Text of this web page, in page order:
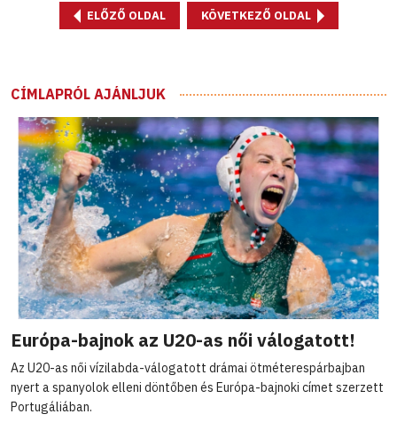
ELŐZŐ OLDAL KÖVETKEZŐ OLDAL
CÍMLAPRÓL AJÁNLJUK
Európa-bajnok az U20-as női válogatott!
Az U20-as női vízilabda-válogatott drámai ötméterespárbajban
nyert a spanyolok elleni döntőben és Európa-bajnoki címet szerzett
Portugáliában.